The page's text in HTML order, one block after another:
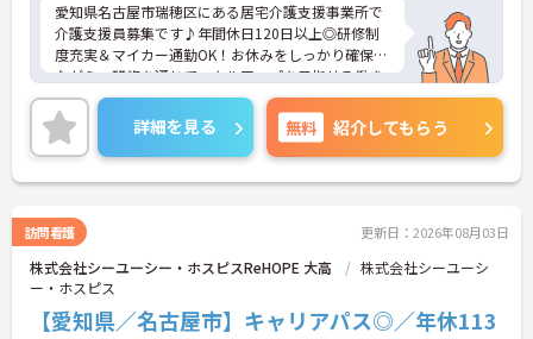
愛知県名古屋市瑞穂区にある居宅介護支援事業所で
介護支援員募集です♪年間休日120日以上◎研修制
度充実＆マイカー通勤OK！お休みをしっかり確保し
ながら、研修を通じてスキルアップを目指せる働き
やすい職場です。ご興味のある方には、面接対策ポ
イントなど、さらに詳細をご案内しますのでお気軽
にご相談ください！
詳細を見る 無料 紹介してもらう
訪問看護 更新日：2026年08月03日
株式会社シーユーシー・ホスピスReHOPE 大高
株式会社シーユーシ
ー・ホスピス
【愛知県／名古屋市】キャリアパス◎／年休113